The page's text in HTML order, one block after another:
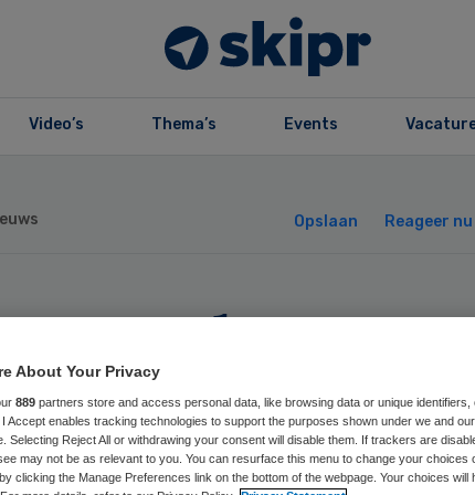
Video’s Thema’s Events
Opslaan Reageer nu
Zorg benoemt
About Your Privacy
889 partners store and access personal data, like browsing data or unique identifiers,
I Accept enables tracking technologies to support the purposes shown under we and
Selecting Reject All or withdrawing your consent will disable them. If trackers are
may not be as relevant to you. You can resurface this menu to change your choices
clicking the Manage Preferences link on the bottom of the webpage. Your choices will